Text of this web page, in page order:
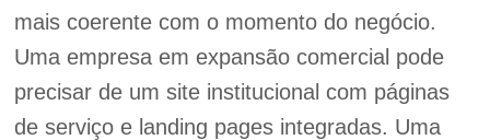
mais coerente com o momento do negócio.
Uma empresa em expansão comercial pode
precisar de um site institucional com páginas
de serviço e landing pages integradas. Uma